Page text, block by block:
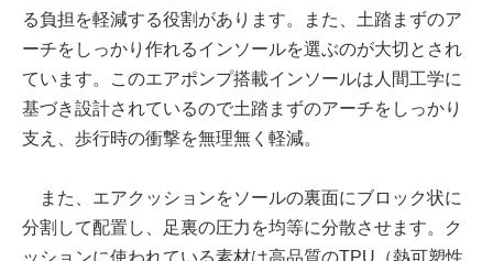
る負担を軽減する役割があります。また、土踏まずのア
ーチをしっかり作れるインソールを選ぶのが大切とされ
ています。このエアポンプ搭載インソールは人間工学に
基づき設計されているので土踏まずのアーチをしっかり
支え、歩行時の衝撃を無理無く軽減。
また、エアクッションをソールの裏面にブロック状に
分割して配置し、足裏の圧力を均等に分散させます。ク
ッションに使われている素材は高品質のTPU（熱可塑性